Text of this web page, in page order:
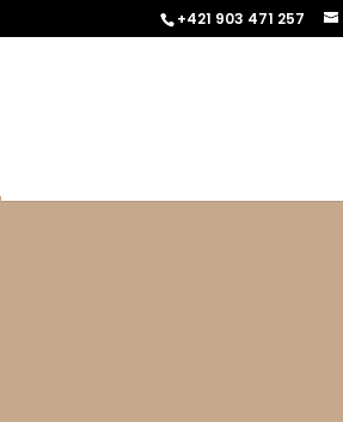
+421 903 471 257